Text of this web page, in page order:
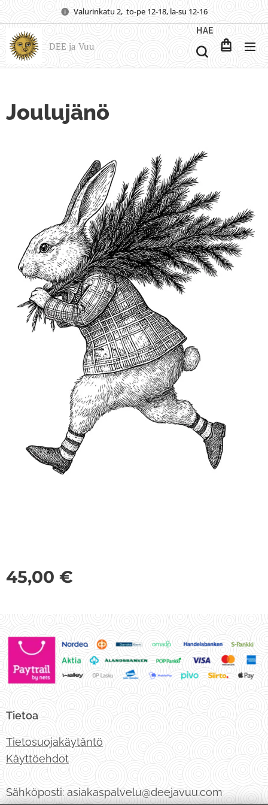
Valurinkatu 2, to-pe 12-18, la-su 12-16
DEE ja Vuu
HAE
Joulujänö
45,00 €
Tietoa
Tietosuojakäytäntö
Käyttöehdot
Sähköposti: asiakaspalvelu@deejavuu.com